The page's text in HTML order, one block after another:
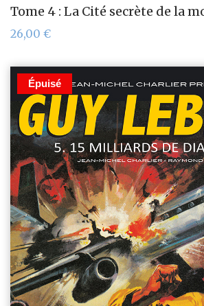
Tome 4 : La Cité secrète de la
26,00 €
Épuisé